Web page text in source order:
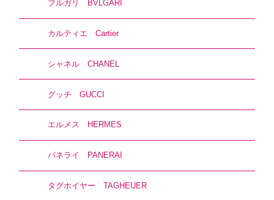
ブルガリ BVLGARI
カルティエ Cartier
シャネル CHANEL
グッチ GUCCI
エルメス HERMES
パネライ PANERAI
タグホイヤー TAGHEUER